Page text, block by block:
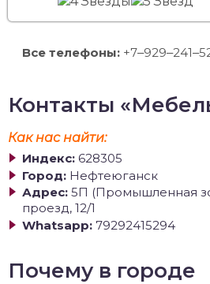
Все телефоны:
Контакты
Как нас найти:
Индекс: 628305
Город: Нефтеюганск
Адрес: 5П (Промышленная
проезд, 12/1
Whatsapp: 79292415294
Почему в городе